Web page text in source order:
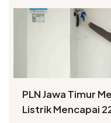
PLN Jawa Timur
Listrik Mencapai